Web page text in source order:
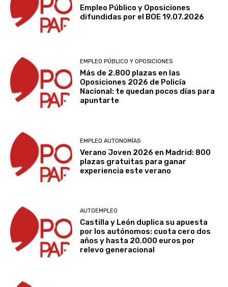
Empleo Público y Oposiciones
difundidas por el BOE 19.07.2026
EMPLEO PÚBLICO Y OPOSICIONES
Más de 2.800 plazas en las
Oposiciones 2026 de Policía
Nacional: te quedan pocos días para
apuntarte
EMPLEO AUTONOMÍAS
Verano Joven 2026 en Madrid: 800
plazas gratuitas para ganar
experiencia este verano
AUTOEMPLEO
Castilla y León duplica su apuesta
por los autónomos: cuota cero dos
años y hasta 20.000 euros por
relevo generacional